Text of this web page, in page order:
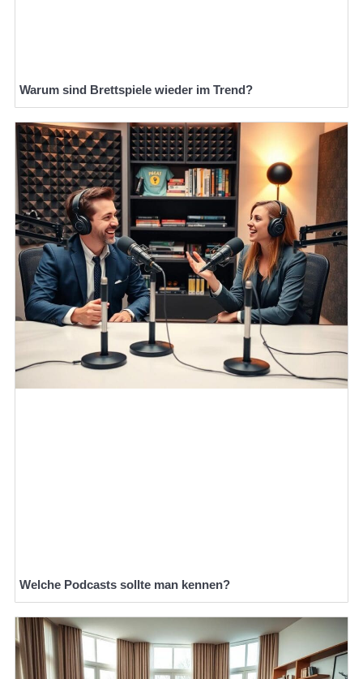
Warum sind Brettspiele wieder im Trend?
Welche Podcasts sollte man kennen?